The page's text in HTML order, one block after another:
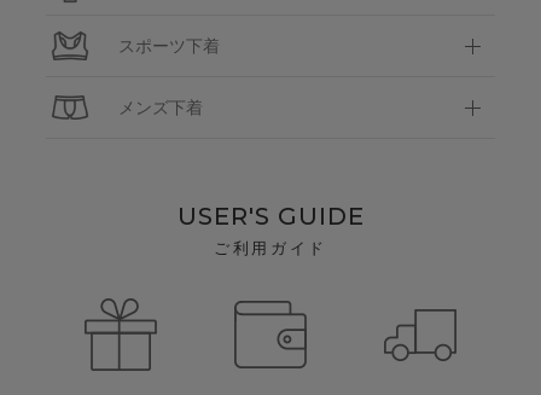
スポーツ下着
メンズ下着
USER'S GUIDE
ご利用ガイド